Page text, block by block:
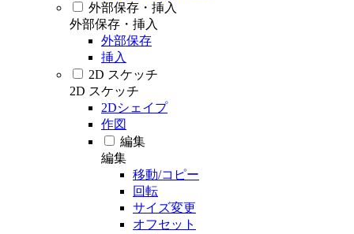
外部保存・挿入
外部保存・挿入
外部保存
挿入
2D スケッチ
2D スケッチ
2Dシェイプ
作図
編集
編集
移動/コピー
回転
サイズ変更
オフセット